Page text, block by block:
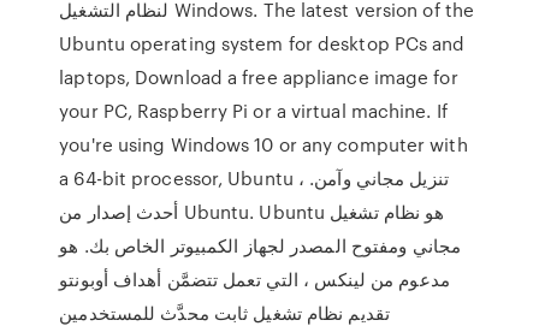
لنظام التشغيل Windows. The latest version of the
Ubuntu operating system for desktop PCs and
laptops, Download a free appliance image for
your PC, Raspberry Pi or a virtual machine. If
you're using Windows 10 or any computer with
a 64-bit processor, Ubuntu ، تنزيل مجاني وآمن.
أحدث إصدار من Ubuntu. Ubuntu هو نظام تشغيل
مجاني ومفتوح المصدر لجهاز الكمبيوتر الخاص بك. هو
مدعوم من لينكس ، التي تعمل تتضمَّن أهداف أوبونتو
تقديم نظام تشغيل ثابت محدَّث للمستخدمين